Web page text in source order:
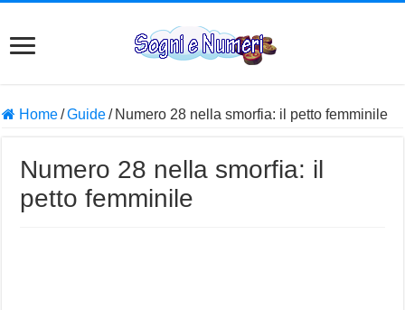
Home/Guide/ Numero 28 nella smorfia: il petto femminile
Numero 28 nella smorfia: il
petto femminile